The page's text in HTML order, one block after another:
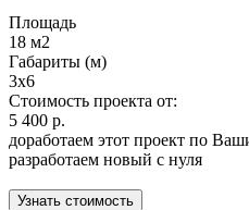
Площадь
18 м2
Габариты (м)
3x6
Стоимость проекта от:
5 400 р.
доработаем этот проект по
разработаем новый с нуля
Узнать стоимость